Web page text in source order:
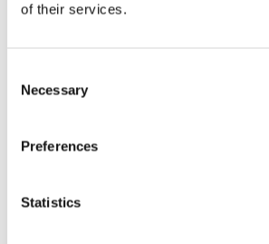
of their services.
Selection
Necessary
Preferences
Statistics
tillsammans med detta band så
finner du dessa
Band för pyssel, kransar och
olika band i dina dekorationer det
Alla band mäts av efter din